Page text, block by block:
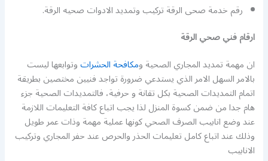
رقم خدمة صحى الرقة تركيب وتمديد الادوات صحيه الرقة.
ارقام فني صحي الرقة
ان مهمة تمديد المجاري الصحية ومكافحة الحشراتوتوابعها ليست
بالامر السهل الامر الذي يستدعي ضرورة تواجد فنيين مختصين بطريقة
اتمام التمديدات الصحية بكل تقانة و حرفية، فالتمديدات الصحية جزء
هام جدا من ضمن كسوة المنزل لذا يجب اتباع كافة التعليمات اللازمة
عند وضع انابيب الصرف الصحي كونها عملية مهمة وذات عمر طويل
وذلك عند اتباع كامل تعليمات الحذر والحرص عند حفر المجاري وتركيب
الانابيب